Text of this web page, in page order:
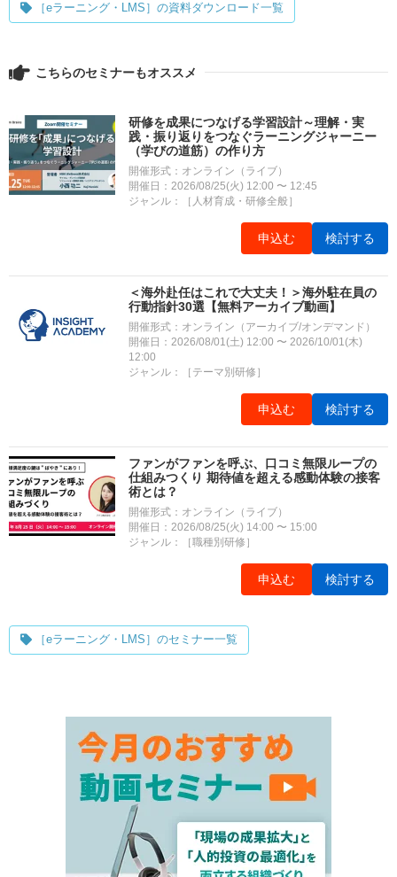
［eラーニング・LMS］の資料ダウンロード一覧
こちらのセミナーもオススメ
研修を成果につなげる学習設計～理解・実
践・振り返りをつなぐラーニングジャーニー
（学びの道筋）の作り方
開催形式：オンライン（ライブ）
開催日：2026/08/25(火) 12:00 〜 12:45
ジャンル：［人材育成・研修全般］
申込む 検討する
＜海外赴任はこれで大丈夫！＞海外駐在員の
行動指針30選【無料アーカイブ動画】
開催形式：オンライン（アーカイブ/オンデマンド）
開催日：2026/08/01(土) 12:00 〜 2026/10/01(木)
12:00
ジャンル：［テーマ別研修］
申込む 検討する
ファンがファンを呼ぶ、口コミ無限ループの
仕組みつくり 期待値を超える感動体験の接客
術とは？
開催形式：オンライン（ライブ）
開催日：2026/08/25(火) 14:00 〜 15:00
ジャンル：［職種別研修］
申込む 検討する
［eラーニング・LMS］のセミナー一覧